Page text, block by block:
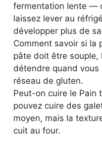
fermentation lente —
laissez lever au
développer plus de
Comment savoir si
pâte doit être souple,
détendre quand vous
réseau de gluten.
Peut-on cuire le Pain
pouvez cuire des
moyen, mais la
cuit au four.